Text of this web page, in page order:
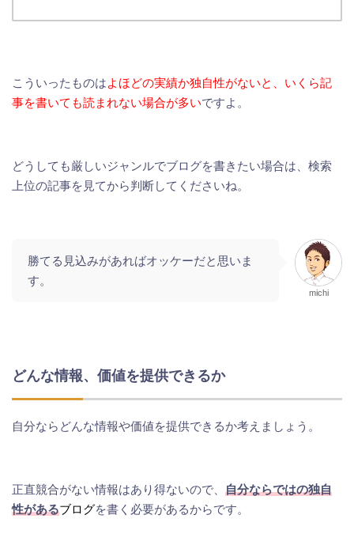
こういったものはよほどの実績か独自性がないと、いくら記
事を書いても読まれない場合が多いですよ。
どうしても厳しいジャンルでブログを書きたい場合は、検索
上位の記事を見てから判断してくださいね。
勝てる見込みがあればオッケーだと思いま
す。
michi
どんな情報、価値を提供できるか
自分ならどんな情報や価値を提供できるか考えましょう。
正直競合がない情報はあり得ないので、 自分ならではの独自
性があるブログを書く必要があるからです。